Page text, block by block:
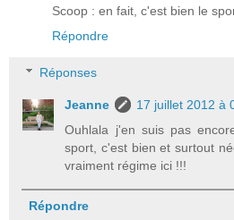
Scoop : en fait, c'est bien le
Répondre
Réponses
Jeanne
17 juillet 2012 à
Ouhlala j'en suis pas
sport, c'est bien et surtout
vraiment régime ici !!!
Répondre